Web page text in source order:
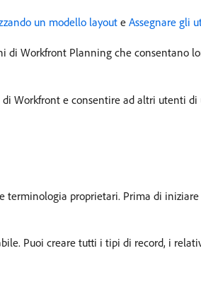
un modello layout e Assegnare gli
Workfront Planning che consentano
Workfront e consentire ad altri utenti
proprietari. Prima di
Puoi creare tutti i tipi di record, i